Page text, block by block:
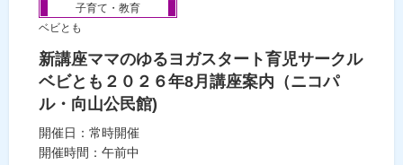
子育て・教育
ベビとも
新講座ママのゆるヨガスタート育児サークル
ベビとも２０２６年8月講座案内（ニコパ
ル・向山公民館)
開催日：常時開催
開催時間：午前中